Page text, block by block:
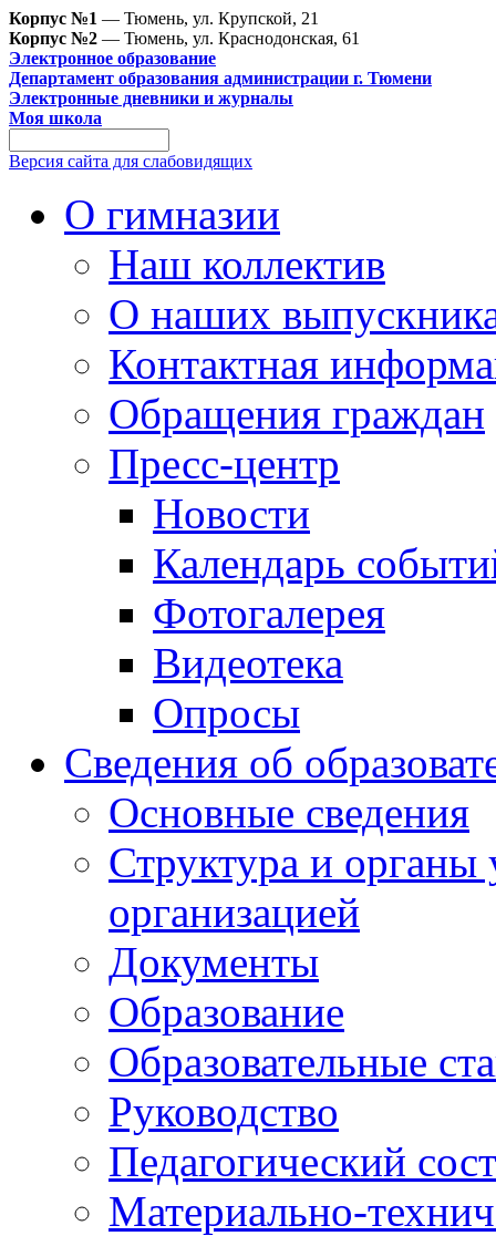
Корпус №1 — Тюмень, ул. Крупской, 21
Корпус №2 — Тюмень, ул. Краснодонская, 61
Электронное образование
Департамент образования администрации г. Тюмени
Электронные дневники и журналы
Моя школа
Версия сайта для слабовидящих
О гимназии
Наш коллектив
О наших
Контактная
Обращения граждан
Пресс-центр
Новости
Календарь
Фотогалерея
Видеотека
Опросы
Сведения об
Основные сведения
Структура и органы
организацией
Документы
Образование
Образовательные
Руководство
Педагогический
Материально-